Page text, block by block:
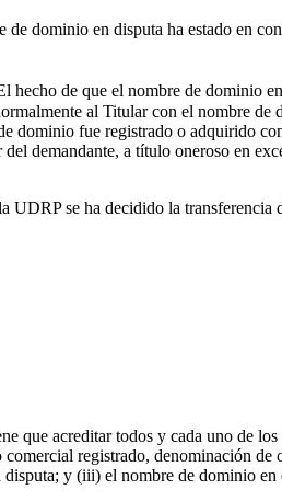
dominio en disputa ha estado en
hecho de que el nombre de dominio
al Titular con el nombre
dominio fue registrado o adquirido
demandante, a título oneroso en
se ha decidido la transferencia
que acreditar todos y cada uno de
registrado, denominación de
y (iii) el nombre de dominio